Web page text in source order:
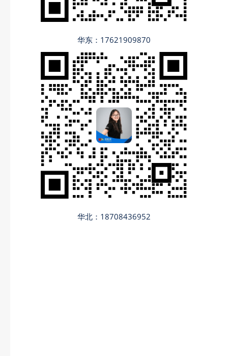
华东：17621909870
华北：18708436952